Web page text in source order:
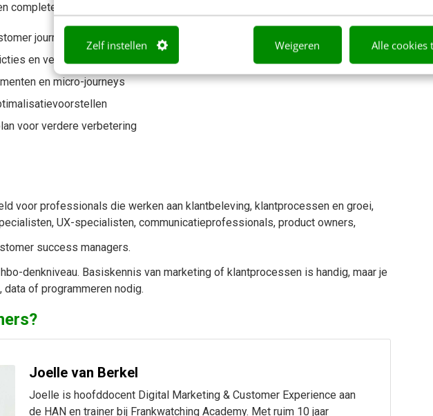
Zelf instellen Weigeren Alle cookies
complete Customer Experience Blueprint voor jouw organisatie, inclusief:
journey met minimaal 9 touchpoints
en verbeterpunten
en micro-journeys
voor verdere verbetering
voor professionals die werken aan klantbeleving, klantprocessen en groei,
UX-specialisten, communicatieprofessionals, product owners,
success managers.
denkniveau. Basiskennis van marketing of klantprocessen is handig, maar je
data of programmeren nodig.
Joelle van Berkel
Joelle is hoofddocent Digital Marketing & Customer Experience aan
de HAN en trainer bij Frankwatching Academy. Met ruim 10 jaar